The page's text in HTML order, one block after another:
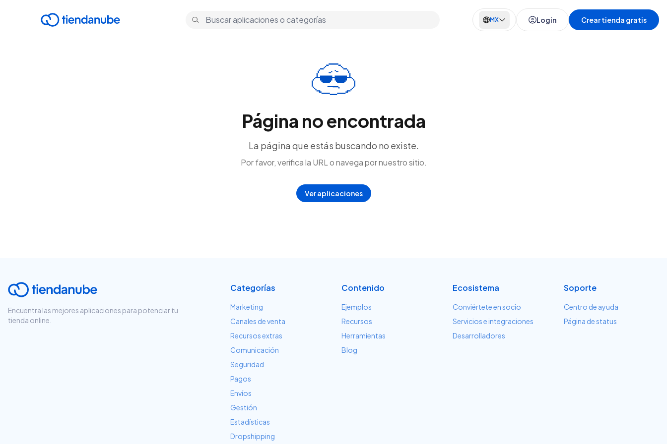
MX Login Crear tienda gratis
Página no encontrada
La página que estás buscando no existe.
Por favor, verifica la URL o navega por nuestro sitio.
Ver aplicaciones
Encuentra las mejores aplicaciones para potenciar tu
tienda online.
Categorías
Marketing
Canales de venta
Recursos extras
Comunicación
Seguridad
Pagos
Envíos
Gestión
Estadísticas
Dropshipping
Contenido
Ejemplos
Recursos
Herramientas
Blog
Ecosistema
Conviértete en socio
Servicios e integraciones
Desarrolladores
Soporte
Centro de ayuda
Página de status